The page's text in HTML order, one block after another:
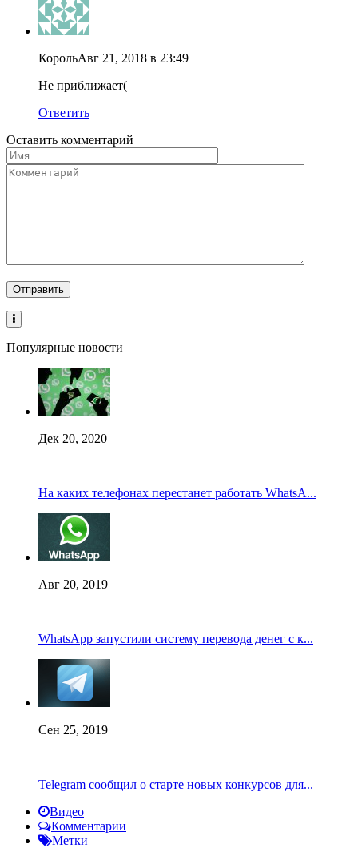
КорольАвг 21, 2018 в 23:49
Не приближает(
Ответить
Оставить комментарий
Популярные новости
Дек 20, 2020
На каких телефонах перестанет работать WhatsA...
Авг 20, 2019
WhatsApp запустили систему перевода денег с к...
Сен 25, 2019
Telegram сообщил о старте новых конкурсов для...
Видео
Комментарии
Метки